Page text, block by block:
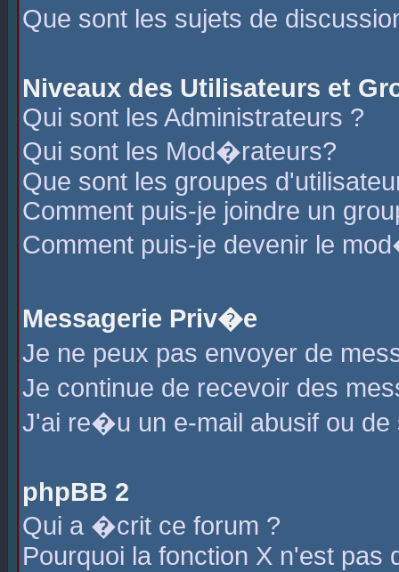
Que sont les sujets de
Niveaux des Utilisateurs et
Qui sont les Administrateurs ?
Qui sont les Mod�rateurs?
Que sont les groupes
Comment puis-je joindre un
Comment puis-je devenir le
Messagerie Priv�e
Je ne peux pas envoyer de
Je continue de recevoir des
J'ai re�u un e-mail abusif ou de
phpBB 2
Qui a �crit ce forum ?
Pourquoi la fonction X n'est pas